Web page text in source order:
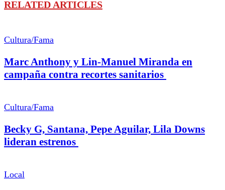
RELATED ARTICLES
Cultura/Fama
Marc Anthony y Lin-Manuel Miranda en
campaña contra recortes sanitarios
Cultura/Fama
Becky G, Santana, Pepe Aguilar, Lila Downs
lideran estrenos
Local